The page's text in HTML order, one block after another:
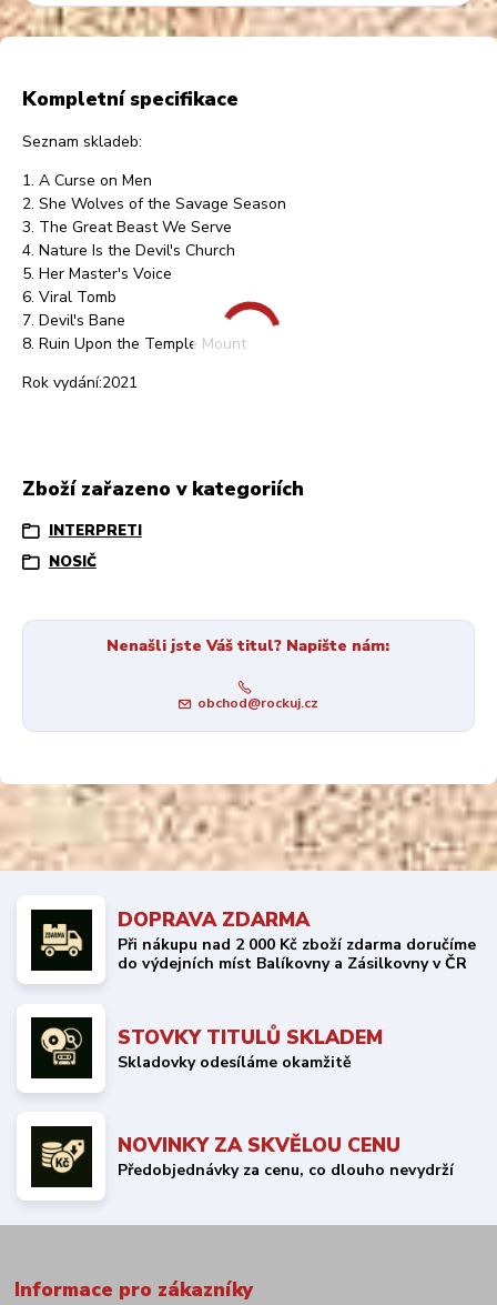
Kompletní specifikace
Seznam skladeb:
1. A Curse on Men
2. She Wolves of the Savage Season
3. The Great Beast We Serve
4. Nature Is the Devil's Church
5. Her Master's Voice
6. Viral Tomb
7. Devil's Bane
8. Ruin Upon the Temple Mount
Rok vydání:2021
Zboží zařazeno v kategoriích
INTERPRETI
NOSIČ
Nenašli jste Váš titul? Napište nám:
obchod@rockuj.cz
DOPRAVA ZDARMA
Při nákupu nad 2 000 Kč zboží zdarma doručíme
do výdejních míst Balíkovny a Zásilkovny v ČR
STOVKY TITULŮ SKLADEM
Skladovky odesíláme okamžitě
NOVINKY ZA SKVĚLOU CENU
Předobjednávky za cenu, co dlouho nevydrží
Informace pro zákazníky